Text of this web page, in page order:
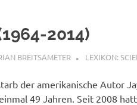
2014)
BREITSAMETER LEXIKON:
der amerikanische Autor
49 Jahren. Seit 2008